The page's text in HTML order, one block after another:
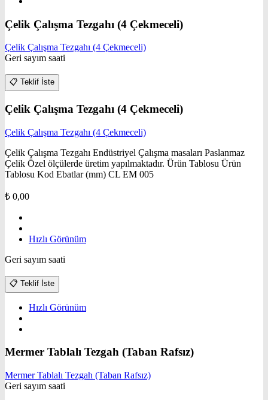
Çelik Çalışma Tezgahı (4 Çekmeceli)
Çelik Çalışma Tezgahı (4 Çekmeceli)
Geri sayım saati
📋 Teklif İste
Çelik Çalışma Tezgahı (4 Çekmeceli)
Çelik Çalışma Tezgahı (4 Çekmeceli)
Çelik Çalışma Tezgahı Endüstriyel Çalışma masaları Paslanmaz
Çelik Özel ölçülerde üretim yapılmaktadır. Ürün Tablosu Ürün
Tablosu Kod Ebatlar (mm) CL EM 005
₺ 0,00
Hızlı Görünüm
Geri sayım saati
📋 Teklif İste
Hızlı Görünüm
Mermer Tablalı Tezgah (Taban Rafsız)
Mermer Tablalı Tezgah (Taban Rafsız)
Geri sayım saati